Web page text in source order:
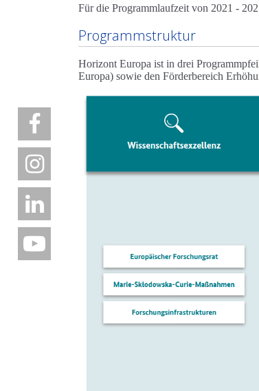
Für die Programmlaufzeit von 2021 -
Programmstruktur
Horizont Europa ist in drei
Europa) sowie den Förderbereich